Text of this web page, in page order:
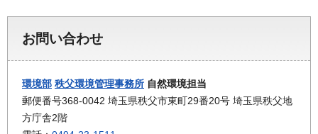
お問い合わせ
環境部 秩父環境管理事務所 自然環境担当
郵便番号368-0042 埼玉県秩父市東町29番20号 埼玉県秩父地
方庁舎2階